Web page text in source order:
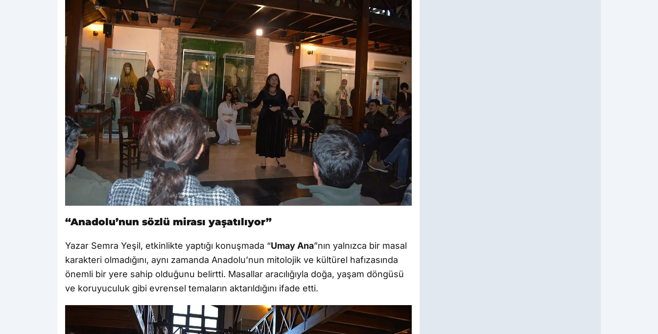
“Anadolu’nun sözlü mirası yaşatılıyor”
Yazar Semra Yeşil, etkinlikte yaptığı konuşmada “Umay Ana”nın yalnızca bir masal
karakteri olmadığını, aynı zamanda Anadolu’nun mitolojik ve kültürel hafızasında
önemli bir yere sahip olduğunu belirtti. Masallar aracılığıyla doğa, yaşam döngüsü
ve koruyuculuk gibi evrensel temaların aktarıldığını ifade etti.